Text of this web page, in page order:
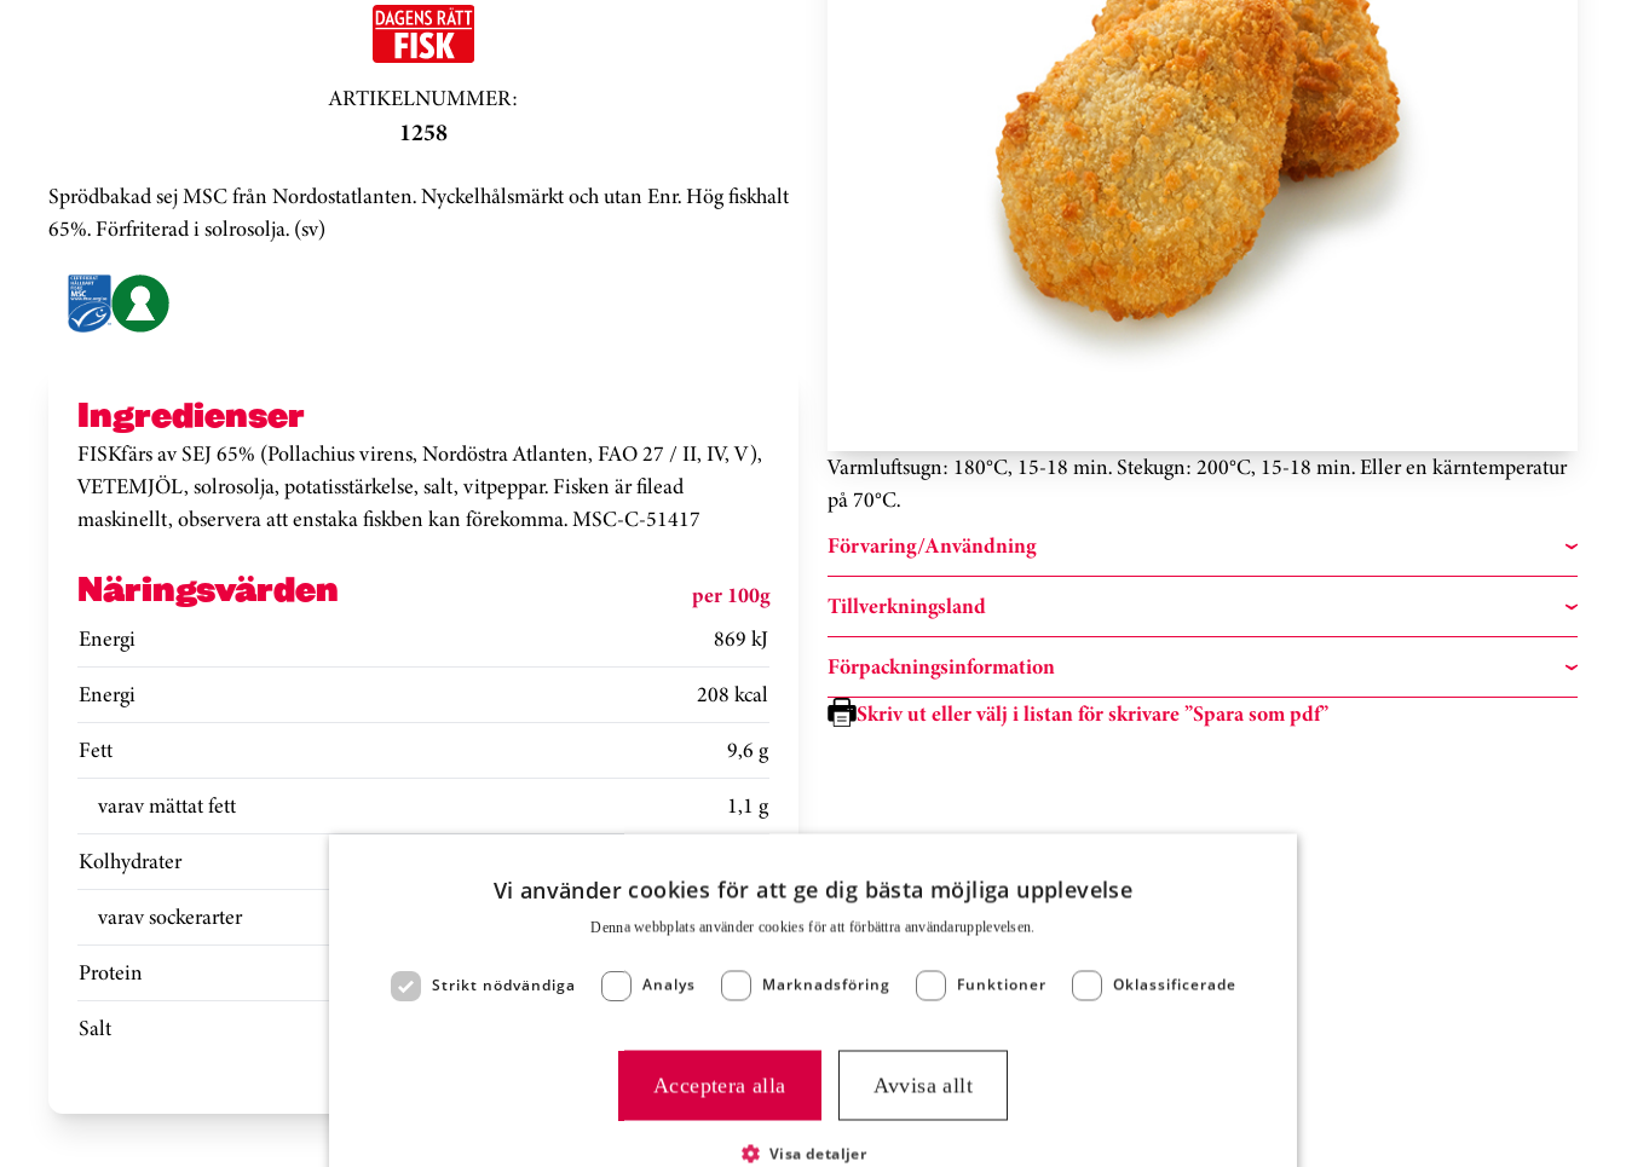
ARTIKELNUMMER:
1258
Sprödbakad sej MSC från Nordostatlanten. Nyckelhålsmärkt och utan Enr. Hög fiskhalt
65%. Förfriterad i solrosolja. (sv)
Ingredienser
FISKfärs av SEJ 65% (Pollachius virens, Nordöstra Atlanten, FAO 27 / II, IV, V),
VETEMJÖL, solrosolja, potatisstärkelse, salt, vitpeppar. Fisken är filead
maskinellt, observera att enstaka fiskben kan förekomma. MSC-C-51417
Näringsvärden
per 100g
Energi
869 kJ
Energi
208 kcal
Fett
9,6 g
varav mättat fett
1,1 g
Kolhydrater
varav sockerarter
0,8 g
Protein
13 g
Salt
Varmluftsugn: 180°C, 15-18 min. Stekugn: 200°C, 15-18 min. Eller en kärntemperatur
på 70°C.
Förvaring/Användning
Tillverkningsland
Förpackningsinformation
Skriv ut eller välj i listan för skrivare ”Spara som pdf”
Vi använder cookies för att ge dig bästa möjliga upplevelse
Denna webbplats använder cookies för att för­bättra användar­upplevelsen.
Strikt nödvändiga Analys Marknadsföring Funktioner Oklassificerade
Acceptera alla Avvisa allt
Visa detaljer